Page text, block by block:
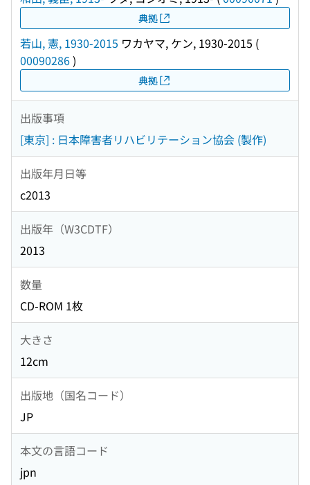
典拠
若山, 憲, 1930-2015 ワカヤマ, ケン, 1930-2015 (
00090286)
典拠
出版事項
[東京] : 日本障害者リハビリテーション協会 (製作)
出版年月日等
c2013
出版年（W3CDTF）
2013
数量
CD-ROM 1枚
大きさ
12cm
出版地（国名コード）
JP
本文の言語コード
jpn